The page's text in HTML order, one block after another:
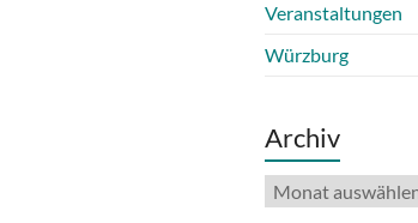
Veranstaltungen
Würzburg
Archiv
Archiv